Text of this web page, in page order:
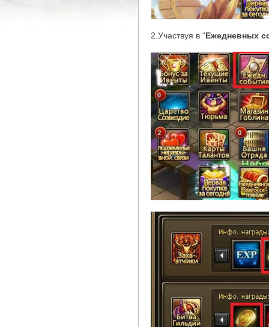
2.Участвуя в “Ежедневных